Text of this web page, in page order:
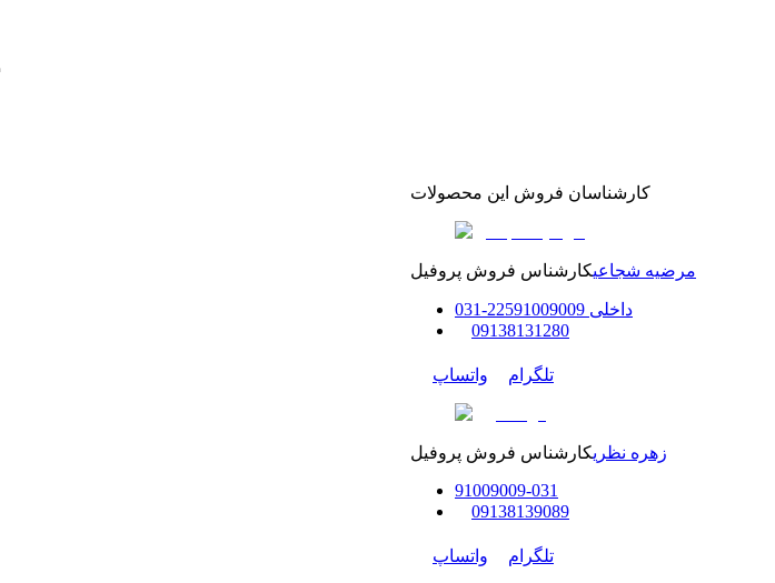
کارشناسان فروش این محصولات
مرضیه شجاعیکارشناس فروش پروفیل
داخلی 22591009009
-
031
09138131280
تلگرام واتساپ
زهره نظریکارشناس فروش پروفیل
91009009-031
09138139089
تلگرام واتساپ